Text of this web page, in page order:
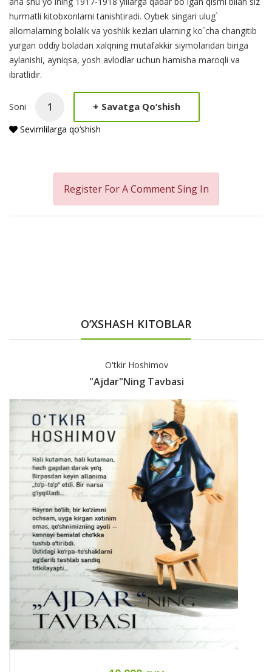
hurmatli kitobxonlarni tanishtiradi. Oybek singari ulug`
allomalarning bolalik va yoshlik kezlari ularning ko`cha changitib
yurgan oddiy boladan xalqning mutafakkir siymolaridan biriga
aylanishi, ayniqsa, yosh avlodlar uchun hamisha maroqli va
ibratlidir.
Soni + Savatga Qo‘shish
Sevimlilarga qo‘shish
Register For A CommentSing In
O‘XSHASH KITOBLAR
O'tkir Hoshimov
"Ajdar"ning Tavbasi